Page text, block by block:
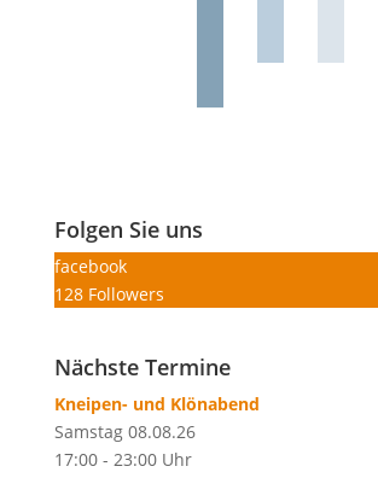
Folgen Sie uns
facebook
128 Followers
Nächste Termine
Kneipen- und Klönabend
Samstag 08.08.26
17:00 - 23:00 Uhr